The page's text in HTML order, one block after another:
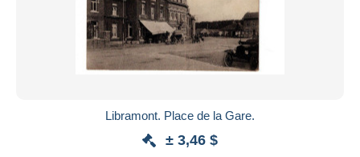
Libramont. Place de la Gare.
± 3,46 $